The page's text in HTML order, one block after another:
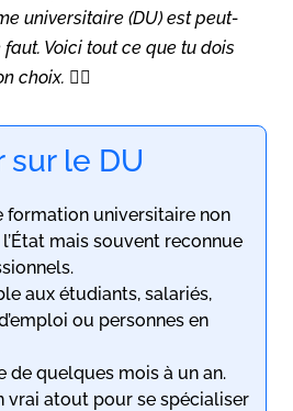
universitaire (DU) est peut-
faut. Voici tout ce que tu dois
choix. 👇🏻
sur le DU
formation universitaire non
mais souvent reconnue
aux étudiants, salariés,
ou personnes en
de quelques mois à un an.
vrai atout pour se spécialiser